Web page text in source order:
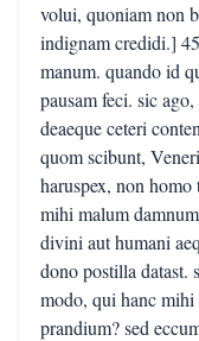
volui, quoniam non
indignam credidi.]
manum. quando id
pausam feci. sic
deaeque ceteri
quom scibunt,
haruspex, non
mihi malum
divini aut humani
dono postilla datast.
modo, qui hanc
prandium? sed